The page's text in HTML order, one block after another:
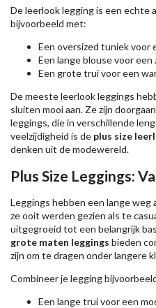
De leerlook legging is een echte
bijvoorbeeld met:
Een oversized tuniek voor
Een lange blouse voor
Een grote trui voor een
De meeste leerlook leggings
sluiten mooi aan. Ze zijn
leggings, die in verschillende
veelzijdigheid is de plus size
denken uit de modewereld.
Plus Size Leggings:
Leggings hebben een lange weg
ze ooit werden gezien als te
uitgegroeid tot een belangrijk
grote maten leggings bieden
zijn om te dragen onder langere
Combineer je legging
Een lange trui voor een